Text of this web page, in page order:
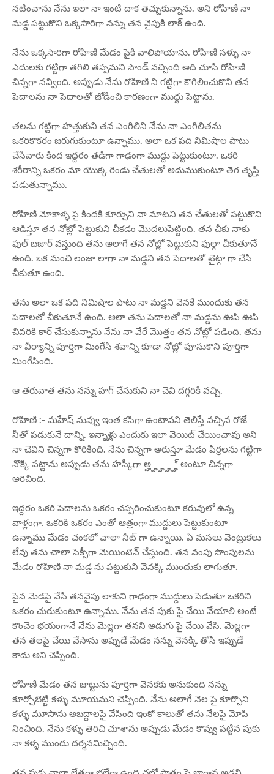
నటించాను నేను ఇలా నా ఇంటీ దాక తెచ్చుకున్నాను. అని రోహిణి నా
మడ్డ పట్టుకొని ఒక్కసారిగా నన్ను తన వైపుకి లాక్ ఉంది.
నేను ఒక్కసారిగా రోహిణి మేడం పైకి వాలిపోయాను. రోహిణి సళ్ళు నా
ఎదులకు గట్టిగా తగిలి తప్పమని సౌండ్ వచ్చింది అది చూసి రోహిణి
చిన్నగా నవ్వింది. అప్పుడు నేను రోహిణి ని గట్టిగా కౌగిలించుకొని తన
పెదాలను నా పెదాలతో జోడించి కారణంగా ముద్దు పెట్టాను.
తలను గట్టిగా హత్తుకుని తన ఎంగిలిని నేను నా ఎంగిలితను
ఒకరికొకరం జరుగుకుంటూ ఉన్నాము. అలా ఒక పది నిమిషాల పాటు
చేసేవారు కింద ఇద్దరం తడిగా గాఢంగా ముద్దు పెట్టుకుంటూ. ఒకరి
శరీరాన్ని ఒకరం మా యొక్క రెండు చేతులతో అదుముకుంటూ తెగ తృప్తి
పడుతున్నాము.
రోహిణి మోకాళ్ళ పై కిందకి కూర్చుని నా మాటని తన చేతులతో పట్టుకొని
ఆడిస్తూ తన నోట్లో పెట్టుకుని చీకడం మొదలుపెట్టింది. తన చీకు నాకు
ఫుల్ బజార్ వస్తుంది తను అలాగే తన నోట్లో పెట్టుకుని ఫుల్గా చీకుతూనే
ఉంది. ఒక మంచి లంజా లాగా నా మడ్డని తన పెదాలతో టైట్గా గా చేసి
చీకుతూ ఉంది.
తను అలా ఒక పది నిమిషాల పాటు నా మడ్డని వెనకే ముందుకు తన
పెదాలతో చీకుతూనే ఉంది. అలా తను పెదాలతో నా మడ్డను ఊపి ఊపి
చివరికి కార్ చేసుకున్నాను నేను నా వేరే మొత్తం తన నోట్లో పడింది. తను
నా వీర్యాన్ని పూర్తిగా మింగేసి శవాన్ని కూడా నోట్లో పూసుకొని పూర్తిగా
మింగేసింది.
ఆ తరువాత తను నన్ను హగ్ చేసుకుని నా చెవి దగ్గరికి వచ్చి.
రోహిణి :- మహేష్ నువ్వు ఇంత కసిగా ఉంటావని తెలిస్తే వచ్చిన రోజే
నీతో పడుకునే దాన్ని. ఇన్నాళ్లు ఎందుకు ఇలా వెయిట్ చేయించావు అని
నా చెవిని చిన్నగా కొరికింది. నేను చిన్నగా అరుస్తూ మేడం పిర్రలను గట్టిగా
నొక్కి పట్టాను అప్పుడు తను హస్కీగా అ్హ్హ్హ్హ్హ్ అంటూ చిన్నగా
అరిచింది.
ఇద్దరం ఒకరి పెదాలను ఒకరం చప్పరించుకుంటూ కరువులో ఉన్న
వాళ్లంగా. ఒకరికి ఒకరం ఎంతో ఆత్రంగా ముద్దులు పెట్టుకుంటూ
ఉన్నాము మేడం చంకలో చాలా నీట్ గా ఉన్నాయి. ఏ మసలు వెంట్రుకలు
లేవు తను చాలా సెక్సీగా మెయింటెన్ చేస్తుంది. తన వంపు సొంపులను
మేడం రోహిణి నా మడ్డ ను పట్టుకుని వెనక్కి ముందుకు లాగుతూ.
పైన మెడపై వేసి తనవైపు లాకుని గాఢంగా ముద్దులు పెడుతూ ఒకరిని
ఒకరం చురుకుంటూ ఉన్నాము. నేను తన పుకు పై చేయి వేయాలి అంటే
కొంచెం భయంగానే నేను మెల్లగా తనని అడుగు పై చేయి వేసి. మెల్లగా
తన తలపై చేయి వేసాను అప్పుడే మేడం నన్ను వెనక్కి తోసి ఇప్పుడే
కాదు అని చెప్పింది.
రోహిణి మేడం తన జుట్టును పూర్తిగా వెనకకు అనుకుంది నన్ను
కూర్చోబెట్టి కళ్ళు మూయమని చెప్పింది. నేను అలాగే నెల పై కూర్చొని
కళ్ళు మూసాను అబద్దాలపై వేసింది ఇంకో కాలుతో తను నేలపై మోపి
నించింది. నేను కళ్ళు తెరిచి చూశాను అప్పుడు మేడం కొవ్వు పట్టిన పుకు
నా కళ్ళ ముందు దర్శనమిచ్చింది.